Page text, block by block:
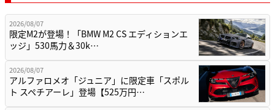
2026/08/07
限定M2が登場！「BMW M2 CS エディションエ
ッジ」530馬力＆30k…
2026/08/07
アルファロメオ「ジュニア」に限定車「スポル
ト スペチアーレ」登場【525万円…